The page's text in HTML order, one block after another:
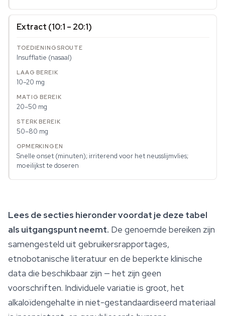
Extract (10:1 – 20:1)
Insufflatie (nasaal)
10–20 mg
20–50 mg
50–80 mg
Snelle onset (minuten); irriterend voor het neusslijmvlies;
moeilijkst te doseren
Lees de secties hieronder voordat je deze tabel
als uitgangspunt neemt. De genoemde bereiken zijn
samengesteld uit gebruikersrapportages,
etnobotanische literatuur en de beperkte klinische
data die beschikbaar zijn — het zijn geen
voorschriften. Individuele variatie is groot, het
alkaloïdengehalte in niet-gestandaardiseerd materiaal